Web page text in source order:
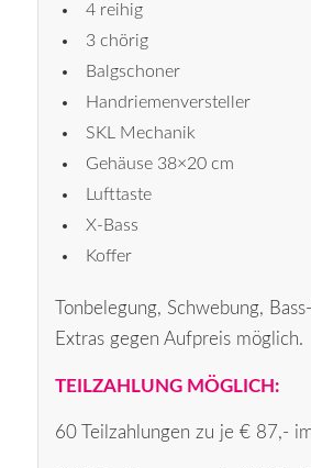
4 reihig
3 chörig
Balgschoner
Handriemenversteller
SKL Mechanik
Gehäuse 38×20 cm
Lufttaste
X-Bass
Koffer
Tonbelegung, Schwebung,
Extras gegen Aufpreis möglich.
TEILZAHLUNG MÖGLICH:
60 Teilzahlungen zu je € 87,-